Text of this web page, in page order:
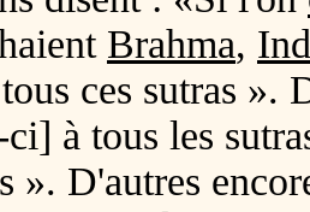
Brahma,
ces sutras ».
ci] à tous les
». D'autres